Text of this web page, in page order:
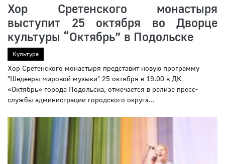
Хор Сретенского монастыря
выступит 25 октября во Дворце
культуры “Октябрь” в Подольске
Культура
Хор Сретенского монастыря представит новую программу
"Шедевры мировой музыки" 25 октября в 19.00 в ДК
«Октябрь» города Подольска, отмечается в релизе пресс-
службы администрации городского округа...